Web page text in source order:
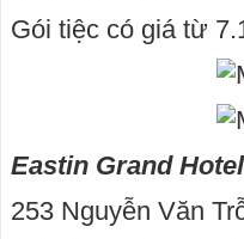
Gói tiệc có giá từ
Eastin Grand
253 Nguyễn Văn